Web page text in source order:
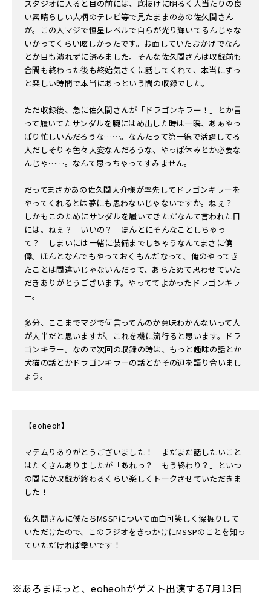
スタジオに入ると目の前には、底抜けに明るく人当たりの良
い素晴らしい人柄のテレビ等で見たままのあの佐久間さん
が。この人マジで恒星レベルで自らが光り輝いてるんじゃな
いかってくらい眩しかったです。お面していたおかげでなん
とか目も潰れずに済みました。そんな佐久間さんは収録前も
合間も終わった後も終始気さくに話してくれて、本当にずっ
と楽しい時間で本当にあっという間の収録でした。
ただ収録後、急に佐久間さんが「ドラゴンキラー！」とか言
って履いてたサンダルを腕にはめ出した時は一瞬、あぁやっ
ぱり忙しいんだろうな……。なんたって第一線で活躍してる
人だしそりゃ色々大変なんだろうな、やっぱ休みとか必要な
んじゃ……。なんて思っちゃってすみません。
だってまさかあの佐久間大介様が率先してドラゴンキラーを
やってくれるとは夢にも思わないじゃないですか。ねぇ？
しかもこのためにサンダルを履いてきただなんて言われた日
には。ねぇ？ いいの？ ほんとにそんなことしちゃっ
て？ しまいには一緒に装備までしちゃうなんてまさに僥
倖。ほんとなんでもやっておくもんだなって、俺のやってき
たことは間違いじゃないんだって、あらためて思わせていた
だきありがとうございます。やっててよかったドラゴンキラ
ー。
多分、ここまでマジで何言ってんのか意味わかんないって人
が大半だと思いますが、これを機に流行ると思います。ドラ
ゴンキラー。なので次回の収録の時は、もっと趣味の話とか
犬猫の話とかドラゴンキラーの話とかその辺を語り合いまし
ょう。
【eoheoh】
マテムりありがとうございました！ まだまだ話したいこと
はたくさんありましたが「あれっ？ もう終わり？」といつ
の間にか収録が終わるくらい楽しくトークさせていただきま
した！
佐久間さんに僕たちMSSPについて面白可笑しく深掘りして
いただけたので、このラジオをきっかけにMSSPのことを知っ
ていただければ幸いです！
※あろまほっと、eoheohがゲスト出演する7月13日